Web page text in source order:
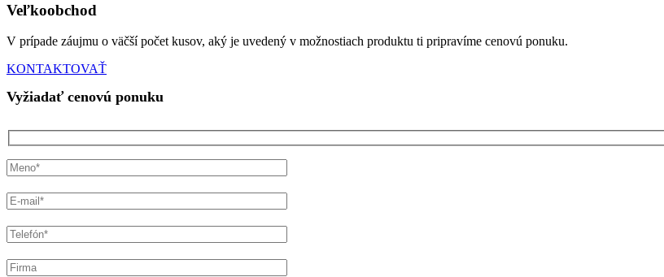
Veľkoobchod
V prípade záujmu o väčší počet kusov, aký je uvedený v možnostiach produktu ti pripravíme cenovú ponuku.
KONTAKTOVAŤ
Vyžiadať cenovú ponuku